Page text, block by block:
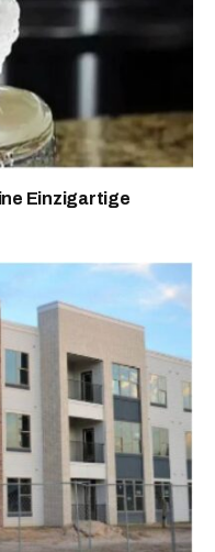
Einzigartige